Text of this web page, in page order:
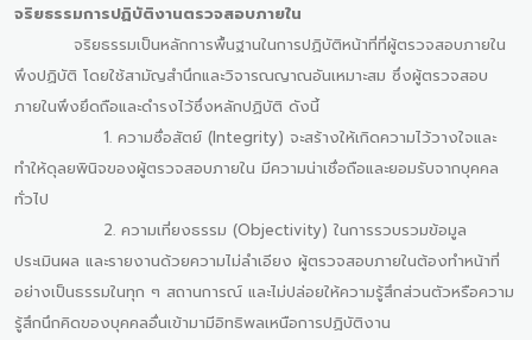
จริยธรรมการปฏิบัติงานตรวจสอบภายใน
จริยธรรมเป็นหลักการพื้นฐานในการปฏิบัติหน้าที่ที่ผู้ตรวจสอบภายใน
พึงปฏิบัติ โดยใช้สามัญสำนึกและวิจารณญาณอันเหมาะสม ซึ่งผู้ตรวจสอบ
ภายในพึงยึดถือและดำรงไว้ซึ่งหลักปฏิบัติ ดังนี้
1. ความซื่อสัตย์ (Integrity) จะสร้างให้เกิดความไว้วางใจและ
ทำให้ดุลยพินิจของผู้ตรวจสอบภายใน มีความน่าเชื่อถือและยอมรับจากบุคคล
ทั่วไป
2. ความเที่ยงธรรม (Objectivity) ในการรวบรวมข้อมูล
ประเมินผล และรายงานด้วยความไม่ลำเอียง ผู้ตรวจสอบภายในต้องทำหน้าที่
อย่างเป็นธรรมในทุก ๆ สถานการณ์ และไม่ปล่อยให้ความรู้สึกส่วนตัวหรือความ
รู้สึกนึกคิดของบุคคลอื่นเข้ามามีอิทธิพลเหนือการปฏิบัติงาน